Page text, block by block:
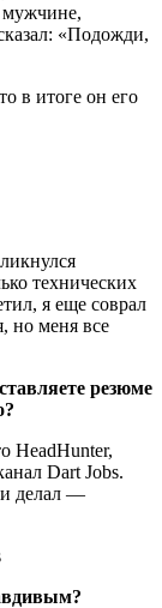
мужчине,
«Подожди,
в итоге он его
технических
я еще соврал
но меня все
резюме
HeadHunter,
Dart Jobs.
и делал —